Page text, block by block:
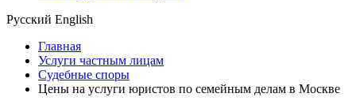
Русский English
Главная
Услуги частным лицам
Судебные споры
Цены на услуги юристов по семейным делам в Москве